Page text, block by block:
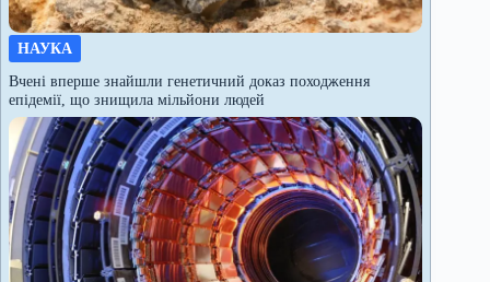
НАУКА
Вчені вперше знайшли генетичний доказ походження
епідемії, що знищила мільйони людей